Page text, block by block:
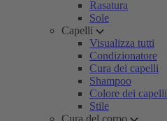
Rasatura
Sole
Capelli
Visualizza tutti
Condizionatore
Cura dei capelli
Shampoo
Colore dei capelli
Stile
Cura del corpo